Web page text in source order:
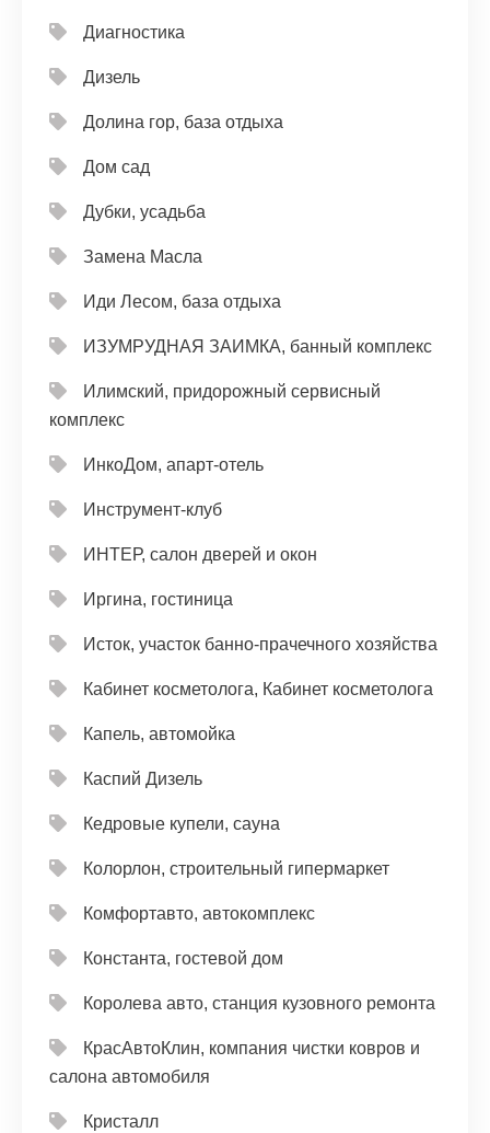
Диагностика
Дизель
Долина гор, база отдыха
Дом сад
Дубки, усадьба
Замена Масла
Иди Лесом, база отдыха
ИЗУМРУДНАЯ ЗАИМКА, банный комплекс
Илимский, придорожный сервисный
комплекс
ИнкоДом, апарт-отель
Инструмент-клуб
ИНТЕР, салон дверей и окон
Иргина, гостиница
Исток, участок банно-прачечного хозяйства
Кабинет косметолога, Кабинет косметолога
Капель, автомойка
Каспий Дизель
Кедровые купели, сауна
Колорлон, строительный гипермаркет
Комфортавто, автокомплекс
Константа, гостевой дом
Королева авто, станция кузовного ремонта
КрасАвтоКлин, компания чистки ковров и
салона автомобиля
Кристалл